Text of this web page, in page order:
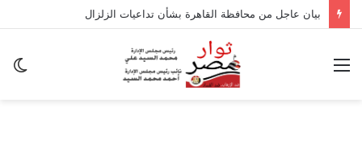
بيان عاجل من محافظة القاهرة بشأن تداعيات الزلزال
القائمة